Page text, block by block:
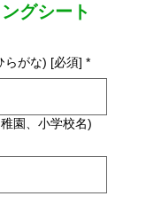
グシート
らがな) [必須] *
園、小学校名)